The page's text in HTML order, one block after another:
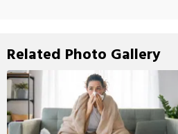
Related Photo Gallery